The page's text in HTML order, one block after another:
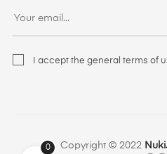
I accept the general terms of
Copyright © 2022 Nuki.
0